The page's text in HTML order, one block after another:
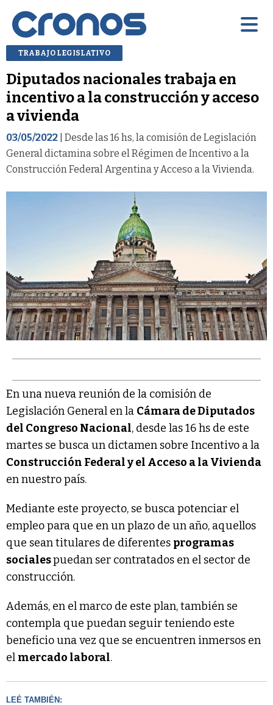
TRABAJO LEGISLATIVO
Diputados nacionales trabaja en
incentivo a la construcción y acceso
a vivienda
03/05/2022 | Desde las 16 hs, la comisión de Legislación
General dictamina sobre el Régimen de Incentivo a la
Construcción Federal Argentina y Acceso a la Vivienda.
En una nueva reunión de la comisión de
Legislación General en la Cámara de Diputados
del Congreso Nacional, desde las 16 hs de este
martes se busca un dictamen sobre Incentivo a la
Construcción Federal y el Acceso a la Vivienda
en nuestro país.
Mediante este proyecto, se busca potenciar el
empleo para que en un plazo de un año, aquellos
que sean titulares de diferentes programas
socialespuedan ser contratados en el sector de
construcción.
Además, en el marco de este plan, también se
contempla que puedan seguir teniendo este
beneficio una vez que se encuentren inmersos en
el mercado laboral.
LEÉ TAMBIÉN: